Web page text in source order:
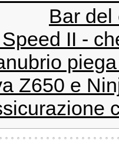
Bar del
II -
Z650 e